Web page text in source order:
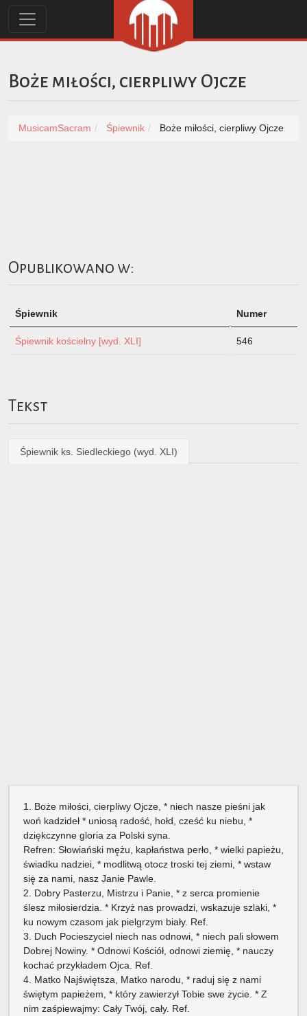
Boże miłości, cierpliwy Ojcze
MusicamSacram Śpiewnik Boże miłości, cierpliwy Ojcze
Opublikowano w:
Śpiewnik Numer
Śpiewnik kościelny [wyd. XLI] 546
Tekst
Śpiewnik ks. Siedleckiego (wyd. XLI)
1. Boże miłości, cierpliwy Ojcze, * niech nasze pieśni jak
woń kadzideł * uniosą radość, hołd, cześć ku niebu, *
dziękczynne gloria za Polski syna.
Refren: Słowiański mężu, kapłaństwa perło, * wielki papieżu,
świadku nadziei, * modlitwą otocz troski tej ziemi, * wstaw
się za nami, nasz Janie Pawle.
2. Dobry Pasterzu, Mistrzu i Panie, * z serca promienie
ślesz miłosierdzia. * Krzyż nas prowadzi, wskazuje szlaki, *
ku nowym czasom jak pielgrzym biały. Ref.
3. Duch Pocieszyciel niech nas odnowi, * niech pali słowem
Dobrej Nowiny. * Odnowi Kościół, odnowi ziemię, * nauczy
kochać przykładem Ojca. Ref.
4. Matko Najświętsza, Matko narodu, * raduj się z nami
świętym papieżem, * który zawierzył Tobie swe życie. * Z
nim zaśpiewajmy: Cały Twój, cały. Ref.